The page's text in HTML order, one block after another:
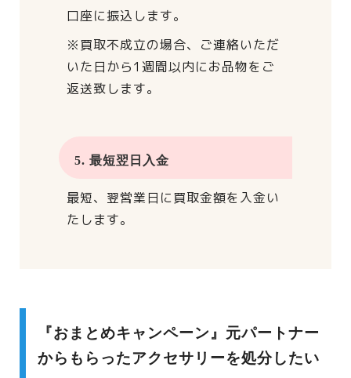
口座に振込します。
※買取不成立の場合、 ご連絡いただ
いた日から1週間以内にお品物をご
返送致します。
5. 最短翌日入金
最短、翌営業日に買取金額を入金い
たします。
『おまとめキャンペーン』元パートナー
からもらったアクセサリーを処分したい